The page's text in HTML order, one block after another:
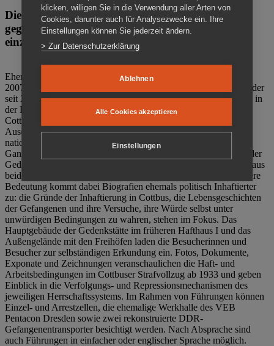
Die Gedenkstätte Zuchthaus Cottbus ist ein Ort
gegen das Vergessen. Anschaulich, nah und
einzigartig.
Ehemalige politische Häftlinge der DDR gründeten im Oktober
2007 den Verein Menschenrechtszentrum Cottbus e. V. (MRZ), der
seit 2011 Eigentümer des ehemaligen Gefängnisses (1860-2002) in
der Bautzener Straße und Träger der Gedenkstätte Zuchthaus
Cottbus ist. Im Zentrum der Arbeit der Gedenkstätte steht die
Auseinandersetzung mit politischem Unrecht während der
nationalsozialistischen Terrorherrschaft und der SED-Diktatur.
Ganzjährig zeigen mehrere Dauer- und Sonderausstellungen in der
Gedenkstätte Zuchthaus Cottbus Beispiele politischen Unrechts aus
beiden deutschen Diktaturen des 20. Jahrhunderts. Eine besondere
Bedeutung kommt dabei Biografien ehemals politisch Inhaftierter
zu: die Gründe der Inhaftierung in Cottbus, die Lebensgeschichten
der Gefangenen und ihre Versuche, ihre Würde selbst unter
unwürdigen Bedingungen zu wahren, stehen im Fokus. Das
Hauptgebäude der Gedenkstätte im früheren Hafthaus I und das
Außengelände mit den Freihöfen laden die Besucherinnen und
Besucher zur selbständigen Erkundung ein. Fotos, Dokumente,
Exponate und Zeichnungen veranschaulichen die Haft- und
Arbeitsbedingungen im Cottbuser Strafvollzug ab 1933 und geben
Einblick in die Verfolgungs- und Repressionsmechanismen des
jeweiligen Herrschaftssystems. Im Rahmen von Führungen können
Einzel- und Arrestzellen, die ehemalige Werkhalle des VEB
Pentacon Dresden sowie zwei rekonstruierte DDR-
Gefangenentransporter besichtigt werden. Nach Absprache sind
auch Führungen in einfacher oder englischer Sprache möglich.
klicken, willigen Sie in die Verwendung aller Arten von
Cookies, darunter auch für Analysezwecke ein. Ihre
Einstellungen können Sie jederzeit ändern.
> Zur Datenschutzerklärung
Ablehnen
Alle Cookies akzeptieren
Einstellungen